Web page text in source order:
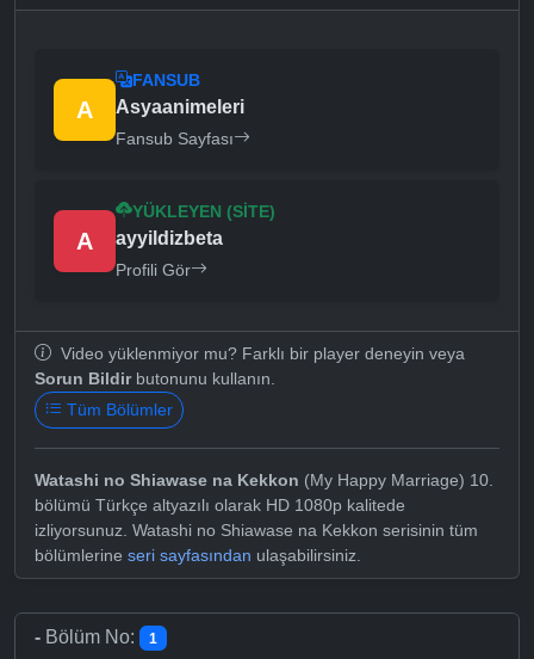
A
FANSUB
Asyaanimeleri
Fansub Sayfası
A
YÜKLEYEN (SITE)
ayyildizbeta
Profili Gör
Video yüklenmiyor mu? Farklı bir player deneyin veya
Sorun Bildirbutonunu kullanın.
Tüm Bölümler
Watashi no Shiawase na Kekkon (My Happy Marriage) 10.
bölümü Türkçe altyazılı olarak HD 1080p kalitede
izliyorsunuz. Watashi no Shiawase na Kekkon serisinin tüm
bölümlerine seri sayfasından ulaşabilirsiniz.
- Bölüm No: 1